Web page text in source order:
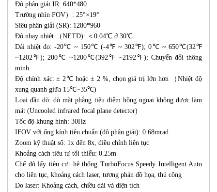
Độ phân giải IR: 640*480
Trường nhìn FOV）: 25°×19°
Siêu phân giải (SR): 1280*960
Độ nhạy nhiệt （NETD): ＜0.04℃ ở 30℃
Dải nhiệt đo: -20℃ ~ 150℃ (-4℉ ~ 302℉); 0℃ ~ 650℃(32℉
~1202℉); 200℃ ~1200℃(392℉ ~2192℉); Chuyển đổi thông
minh
Độ chính xác: ± 2℃ hoặc ± 2 %, chọn giá trị lớn hơn （Nhiệt độ
xung quanh giữa 15℃~35℃)
Loại đầu dò: dò mặt phẳng tiêu điểm hồng ngoại không được làm
mát (Uncooled infrared focal plane detector)
Tốc độ khung hình: 30Hz
IFOV với ống kính tiêu chuẩn (độ phân giải): 0.68mrad
Zoom kỹ thuật số: 1x đến 8x, điều chỉnh liên tục
Khoảng cách tiêu tự tối thiểu: 0.25m
Chế độ lấy tiêu cự: hệ thống TurboFocus Speedy Intelligent Auto
cho liên tục, khoảng cách laser, tương phản đồ họa, thủ công
Đo laser: Khoảng cách, chiều dài và diện tích